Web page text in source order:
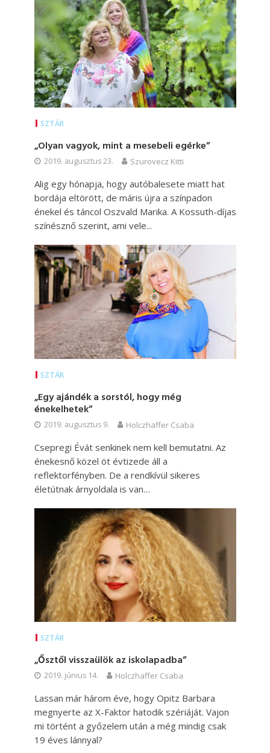
SZTÁR
„Olyan vagyok, mint a mesebeli egérke”
2019. augusztus 23. Szurovecz Kitti
Alig egy hónapja, hogy autóbalesete miatt hat
bordája eltörött, de máris újra a színpadon
énekel és táncol Oszvald Marika. A Kossuth-díjas
színésznő szerint, ami vele...
SZTÁR
„Egy ajándék a sorstól, hogy még
énekelhetek”
2019. augusztus 9. Holczhaffer Csaba
Csepregi Évát senkinek nem kell bemutatni. Az
énekesnő közel öt évtizede áll a
reflektorfényben. De a rendkívül sikeres
életútnak árnyoldala is van…
SZTÁR
„Ősztől visszaülök az iskolapadba”
2019. június 14. Holczhaffer Csaba
Lassan már három éve, hogy Opitz Barbara
megnyerte az X-Faktor hatodik szériáját. Vajon
mi történt a győzelem után a még mindig csak
19 éves lánnyal?